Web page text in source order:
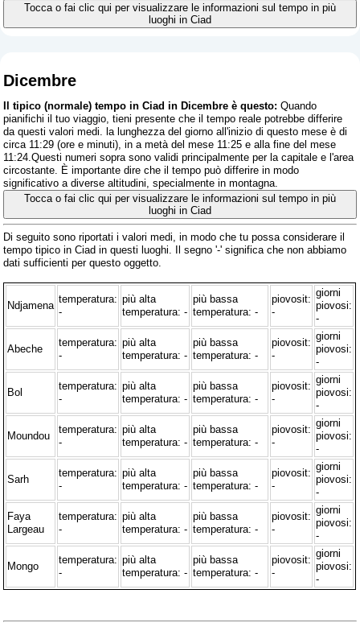
Tocca o fai clic qui per visualizzare le informazioni sul tempo in più
luoghi in Ciad
Dicembre
Il tipico (normale) tempo in Ciad in Dicembre è questo: Quando
pianifichi il tuo viaggio, tieni presente che il tempo reale potrebbe differire
da questi valori medi. la lunghezza del giorno all'inizio di questo mese è di
circa 11:29 (ore e minuti), in a metà del mese 11:25 e alla fine del mese
11:24.Questi numeri sopra sono validi principalmente per la capitale e l'area
circostante. È importante dire che il tempo può differire in modo
significativo a diverse altitudini, specialmente in montagna.
Tocca o fai clic qui per visualizzare le informazioni sul tempo in più
luoghi in Ciad
Di seguito sono riportati i valori medi, in modo che tu possa considerare il
tempo tipico in Ciad in questi luoghi. Il segno '-' significa che non abbiamo
dati sufficienti per questo oggetto.
Ndjamena
temperatura:
-
più alta
temperatura: -
più bassa
temperatura: -
piovosit:
-
giorni
piovosi:
-
Abeche
temperatura:
-
più alta
temperatura: -
più bassa
temperatura: -
piovosit:
-
giorni
piovosi:
-
Bol
temperatura:
-
più alta
temperatura: -
più bassa
temperatura: -
piovosit:
-
giorni
piovosi:
-
Moundou
temperatura:
-
più alta
temperatura: -
più bassa
temperatura: -
piovosit:
-
giorni
piovosi:
-
Sarh
temperatura:
-
più alta
temperatura: -
più bassa
temperatura: -
piovosit:
-
giorni
piovosi:
-
Faya
Largeau
temperatura:
-
più alta
temperatura: -
più bassa
temperatura: -
piovosit:
-
giorni
piovosi:
-
Mongo
temperatura:
-
più alta
temperatura: -
più bassa
temperatura: -
piovosit:
-
giorni
piovosi:
-